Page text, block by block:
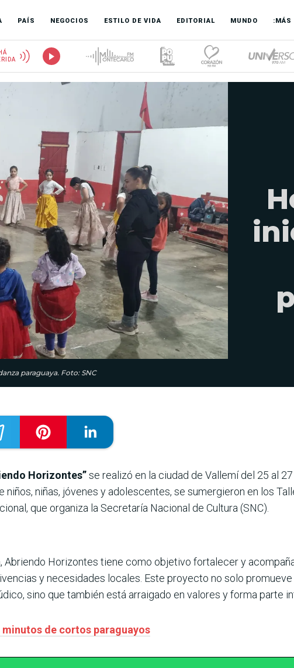
PAÍS NEGOCIOS ESTILO DE VIDA EDITORIAL MUNDO :MÁS
paraguaya. Foto: SNC
Horizontes”se realizó en la ciudad de Vallemí del 25 al
niñas, jóvenes y adolescentes, se sumergieron en los
que organiza la Secretaría Nacional de Cultura (SNC).
, Abriendo Horizontes tiene como objetivo fortalecer y
y necesidades locales. Este proyecto no solo
sino que también está arraigado en valores y forma parte
minutos de cortos paraguayos